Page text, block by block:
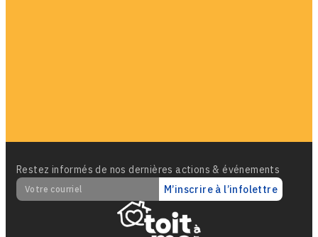
Restez informés de nos dernières actions & événements
M’inscrire à l’infolettre